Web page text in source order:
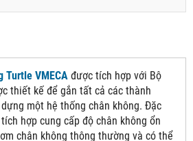
Turtle VMECA được tích hợp với Bộ
thiết kế để gắn tất cả các thành
một hệ thống chân không. Đặc
hợp cung cấp độ chân không ổn
chân không thông thường và có thể